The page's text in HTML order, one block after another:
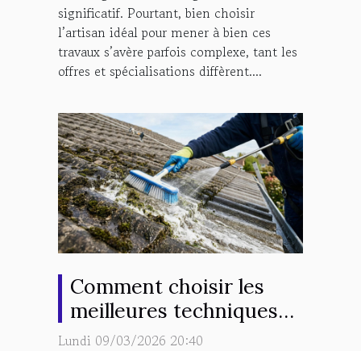
significatif. Pourtant, bien choisir
l’artisan idéal pour mener à bien ces
travaux s’avère parfois complexe, tant les
offres et spécialisations diffèrent....
Comment choisir les
meilleures techniques
de nettoyage pour votre
Lundi 09/03/2026 20:40